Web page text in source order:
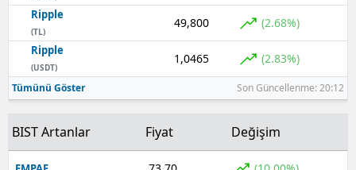
Uşak
Van
Yozgat
Aksaray
Ripple
(TL)
49,800 (2.68%)
Ripple
(USDT)
1,0465 (2.83%)
Tümünü Göster Son Güncellenme: 20:12
BIST Artanlar Fiyat Değişim